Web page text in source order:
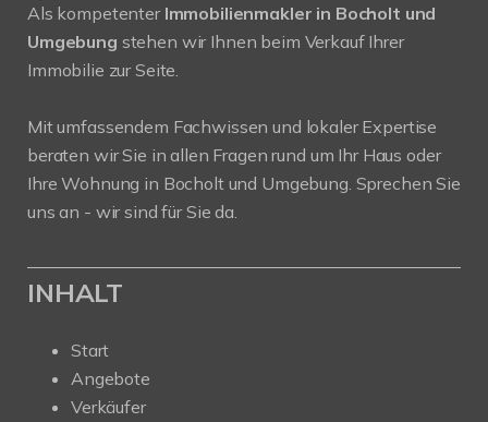
Als kompetenter Immobilienmakler in Bocholt und
Umgebung stehen wir Ihnen beim Verkauf Ihrer
Immobilie zur Seite.
Mit umfassendem Fachwissen und lokaler Expertise
beraten wir Sie in allen Fragen rund um Ihr Haus oder
Ihre Wohnung in Bocholt und Umgebung. Sprechen Sie
uns an - wir sind für Sie da.
INHALT
Start
Angebote
Verkäufer